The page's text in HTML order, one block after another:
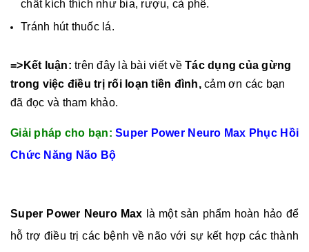
chất kích thích như bia, rượu, cà phê.
Tránh hút thuốc lá.
=>Kết luận: trên đây là bài viết về Tác dụng của gừng
trong việc điều trị rối loạn tiền đình,cảm ơn các bạn
đã đọc và tham khảo.
Giải pháp cho bạn: Super Power Neuro Max Phục Hồi
Chức Năng Não Bộ
Super Power Neuro Max là một sản phẩm hoàn hảo để
hỗ trợ điều trị các bệnh về não với sự kết hợp các thành